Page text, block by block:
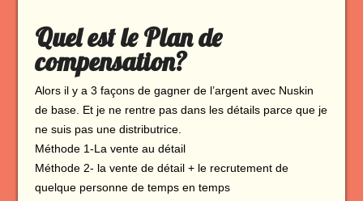
Quel est le Plan de
compensation?
Alors il y a 3 façons de gagner de l’argent avec Nuskin
de base. Et je ne rentre pas dans les détails parce que je
ne suis pas une distributrice.
Méthode 1-La vente au détail
Méthode 2- la vente de détail + le recrutement de
quelque personne de temps en temps